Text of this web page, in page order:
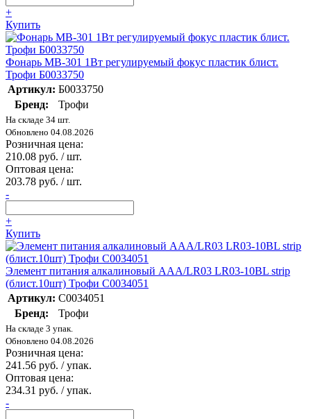
+
Купить
Фонарь MB-301 1Вт регулируемый фокус пластик блист.
Трофи Б0033750
Артикул: Б0033750
Бренд:
Трофи
На складе 34 шт.
Обновлено 04.08.2026
Розничная цена:
210.08 руб. / шт.
Оптовая цена:
203.78 руб. / шт.
-
+
Купить
Элемент питания алкалиновый AAA/LR03 LR03-10BL strip
(блист.10шт) Трофи C0034051
Артикул: C0034051
Бренд:
Трофи
На складе 3 упак.
Обновлено 04.08.2026
Розничная цена:
241.56 руб. / упак.
Оптовая цена:
234.31 руб. / упак.
-